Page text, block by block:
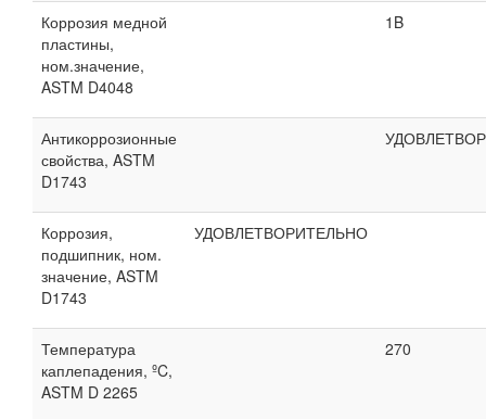
Коррозия медной
пластины,
ном.значение,
ASTM D4048
1B
Антикоррозионные
свойства, ASTM
D1743
Коррозия,
подшипник, ном.
значение, ASTM
D1743
УДОВЛЕТВОРИТЕЛЬНО
Температура
каплепадения, ºC,
ASTM D 2265
270